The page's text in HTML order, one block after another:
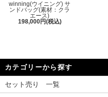
winning(ウイニング) サ
ンドバッグ(素材：クラ
エース)
198,000円(税込)
カテゴリーから探す
セット売り 一覧